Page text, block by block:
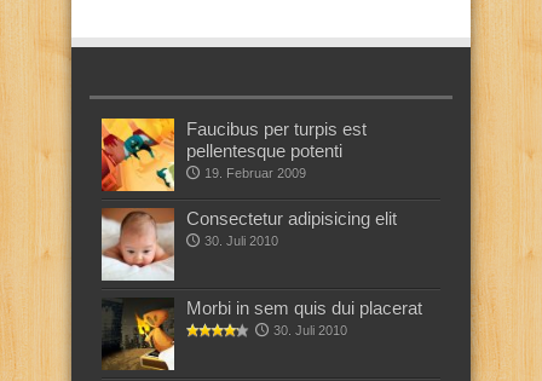
Faucibus per turpis est
pellentesque potenti
19. Februar 2009
Consectetur adipisicing elit
30. Juli 2010
Morbi in sem quis dui placerat
30. Juli 2010